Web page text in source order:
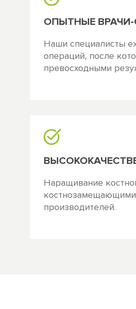
ОПЫТНЫЕ
Наши специалисты
операций, после
превосходными
Наращивание
производителей.